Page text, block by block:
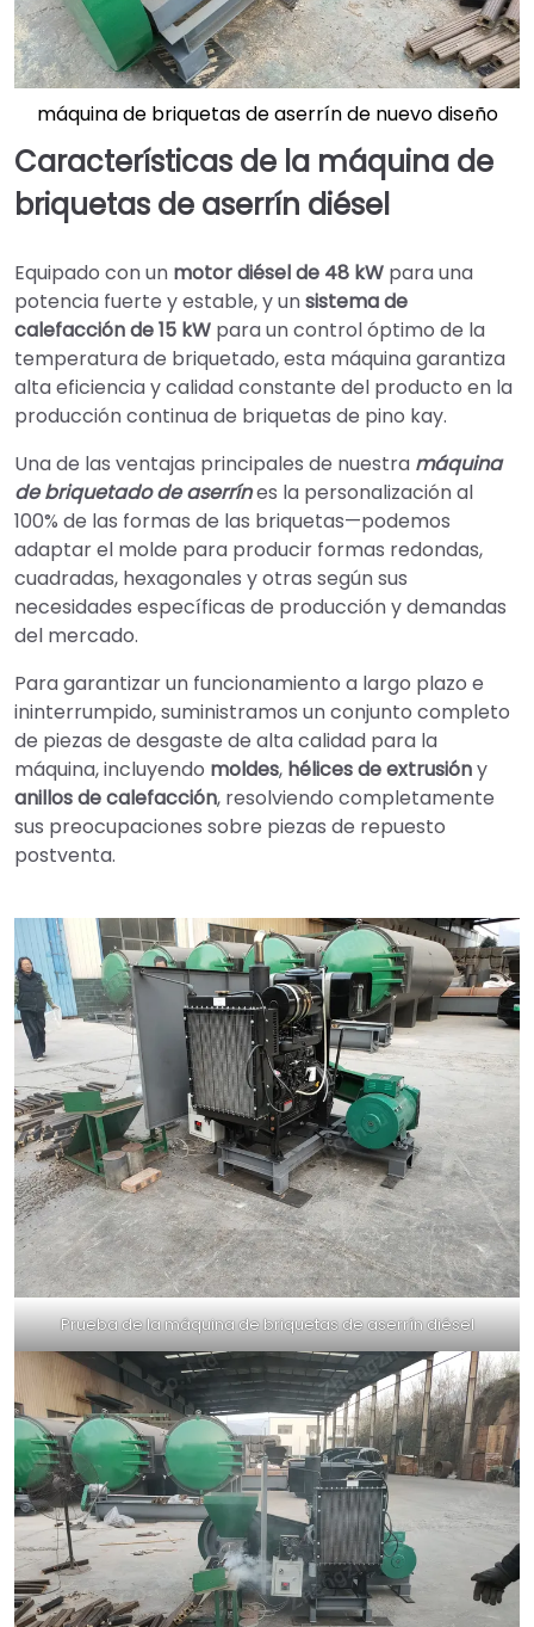
máquina de briquetas de aserrín de nuevo diseño
Características de la máquina de
briquetas de aserrín diésel
Equipado con un motor diésel de 48 kW para una
potencia fuerte y estable, y unsistema de
calefacción de 15 kW para un control óptimo de la
temperatura de briquetado, esta máquina garantiza
alta eficiencia y calidad constante del producto en la
producción continua de briquetas de pino kay.
Una de las ventajas principales de nuestra máquina
de briquetado de aserrínes la personalización al
100% de las formas de las briquetas—podemos
adaptar el molde para producir formas redondas,
cuadradas, hexagonales y otras según sus
necesidades específicas de producción y demandas
del mercado.
Para garantizar un funcionamiento a largo plazo e
ininterrumpido, suministramos un conjunto completo
de piezas de desgaste de alta calidad para la
máquina, incluyendo moldes, hélices de extrusióny
anillos de calefacción, resolviendo completamente
sus preocupaciones sobre piezas de repuesto
postventa.
Prueba de la máquina de briquetas de aserrín diésel